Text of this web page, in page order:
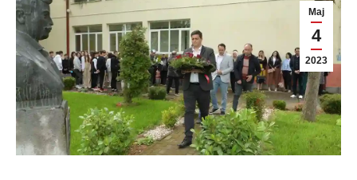
Мај
4
2023